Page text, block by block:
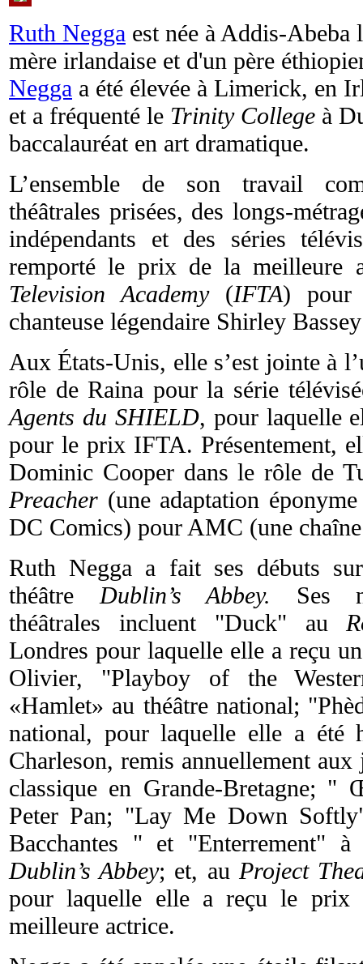
Ruth Negga est née à Addis-
mère irlandaise et d'un père
Negga a été élevée à Limerick, en
et a fréquenté le Trinity College à
baccalauréat en art dramatique.
L’ensemble de son travail
théâtrales prisées, des longs-
indépendants et des séries
remporté le prix de la meilleure
Television Academy(IFTA) pour
chanteuse légendaire Shirley
Aux États-Unis, elle s’est jointe à
rôle de Raina pour la série
Agents du SHIELD, pour laquelle
pour le prix IFTA. Présentement,
Dominic Cooper dans le rôle de
Preacher (une adaptation
DC Comics) pour AMC (une
Ruth Negga a fait ses débuts
théâtre Dublin’s Abbey. Ses
théâtrales incluent "Duck" au
Londres pour laquelle elle a reçu
Olivier, "Playboy of the
«Hamlet» au théâtre national;
national, pour laquelle elle a été
Charleson, remis annuellement aux
classique en Grande-Bretagne; "
Peter Pan; "Lay Me Down
Bacchantes " et "Enterrement" à
Dublin’s Abbey; et, au Project
pour laquelle elle a reçu le prix
meilleure actrice.